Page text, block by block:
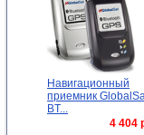
Навигационный
приемник
BT...
4 404